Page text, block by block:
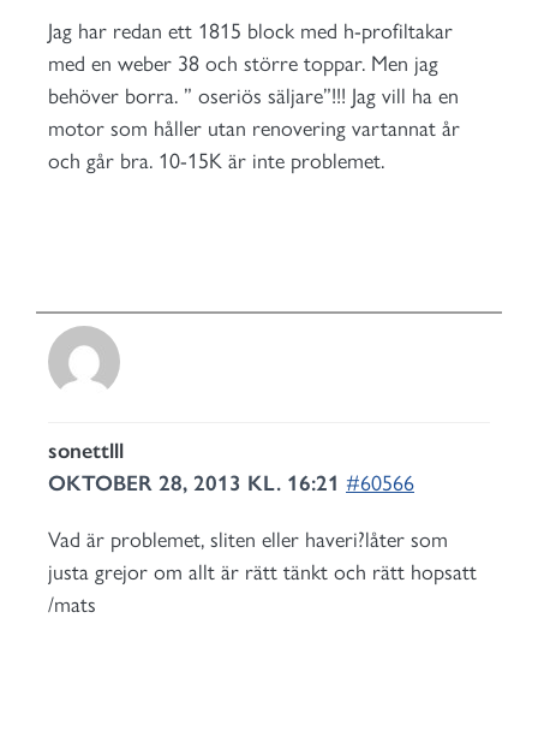
Jag har redan ett 1815 block med h-profiltakar
med en weber 38 och större toppar. Men jag
behöver borra. ” oseriös säljare”!!! Jag vill ha en
motor som håller utan renovering vartannat år
och går bra. 10-15K är inte problemet.
sonettlll
OKTOBER 28, 2013 KL. 16:21 #60566
Vad är problemet, sliten eller haveri?låter som
justa grejor om allt är rätt tänkt och rätt hopsatt
/mats